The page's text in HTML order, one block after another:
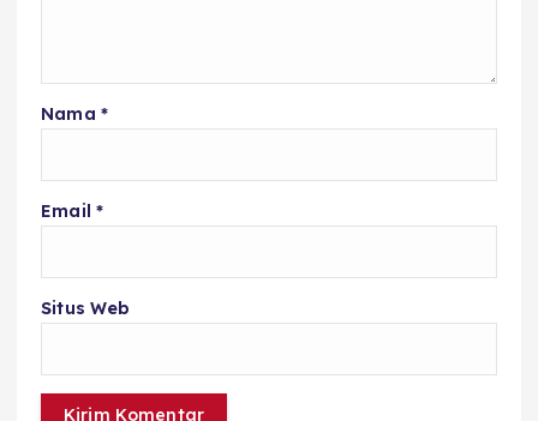
Nama *
Email *
Situs Web